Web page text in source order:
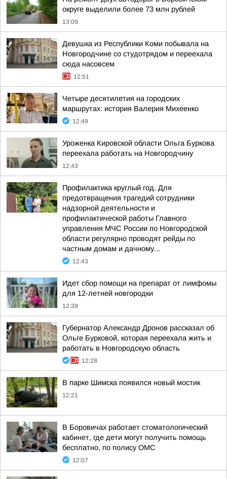
округе выделили более 73 млн рублей
13:09
Девушка из Республики Коми побывала на
Новгородчине со студотрядом и переехала
сюда насовсем
12:51
Четыре десятилетия на городских
маршрутах: история Валерия Михеенко
12:49
Уроженка Кировской области Ольга Буркова
переехала работать на Новгородчину
12:43
Профилактика круглый год. Для
предотвращения трагедий сотрудники
надзорной деятельности и
профилактической работы Главного
управления МЧС России по Новгородской
области регулярно проводят рейды по
частным домам и дачному...
12:43
Идет сбор помощи на препарат от лимфомы
для 12-летней новгородки
12:39
Губернатор Александр Дронов рассказал об
Ольге Бурковой, которая переехала жить и
работать в Новгородскую область
12:28
В парке Шимска появился новый мостик
12:21
В Боровичах работает стоматологический
кабинет, где дети могут получить помощь
бесплатно, по полису ОМС
12:07